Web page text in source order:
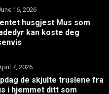
16, 2026
husgjest Mus som
kan koste deg
7, 2026
de skjulte truslene fra
i hjemmet ditt som